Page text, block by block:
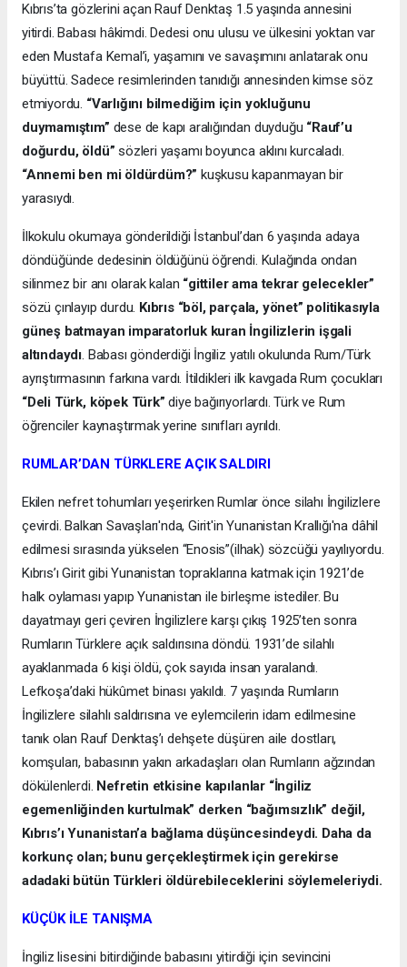
Kıbrıs’ta gözlerini açan Rauf Denktaş 1.5 yaşında annesini
yitirdi. Babası hâkimdi. Dedesi onu ulusu ve ülkesini yoktan var
eden Mustafa Kemal’i, yaşamını ve savaşımını anlatarak onu
büyüttü. Sadece resimlerinden tanıdığı annesinden kimse söz
etmiyordu. “Varlığını bilmediğim için yokluğunu
duymamıştım” dese de kapı aralığından duyduğu “Rauf’u
doğurdu, öldü” sözleri yaşamı boyunca aklını kurcaladı.
“Annemi ben mi öldürdüm?” kuşkusu kapanmayan bir
yarasıydı.
İlkokulu okumaya gönderildiği İstanbul’dan 6 yaşında adaya
döndüğünde dedesinin öldüğünü öğrendi. Kulağında ondan
silinmez bir anı olarak kalan “gittiler ama tekrar gelecekler”
sözü çınlayıp durdu. Kıbrıs “böl, parçala, yönet” politikasıyla
güneş batmayan imparatorluk kuran İngilizlerin işgali
altındaydı. Babası gönderdiği İngiliz yatılı okulunda Rum/Türk
ayrıştırmasının farkına vardı. İtildikleri ilk kavgada Rum çocukları
“Deli Türk, köpek Türk” diye bağırıyorlardı. Türk ve Rum
öğrenciler kaynaştırmak yerine sınıfları ayrıldı.
RUMLAR’DAN TÜRKLERE AÇIK SALDIRI
Ekilen nefret tohumları yeşerirken Rumlar önce silahı İngilizlere
çevirdi. Balkan Savaşları'nda, Girit'in Yunanistan Krallığı'na dâhil
edilmesi sırasında yükselen “Enosis”(ilhak) sözcüğü yayılıyordu.
Kıbrıs’ı Girit gibi Yunanistan topraklarına katmak için 1921’de
halk oylaması yapıp Yunanistan ile birleşme istediler. Bu
dayatmayı geri çeviren İngilizlere karşı çıkış 1925’ten sonra
Rumların Türklere açık saldırısına döndü. 1931’de silahlı
ayaklanmada 6 kişi öldü, çok sayıda insan yaralandı.
Lefkoşa’daki hükûmet binası yakıldı. 7 yaşında Rumların
İngilizlere silahlı saldırısına ve eylemcilerin idam edilmesine
tanık olan Rauf Denktaş’ı dehşete düşüren aile dostları,
komşuları, babasının yakın arkadaşları olan Rumların ağzından
dökülenlerdi. Nefretin etkisine kapılanlar “İngiliz
egemenliğinden kurtulmak” derken “bağımsızlık” değil,
Kıbrıs’ı Yunanistan’a bağlama düşüncesindeydi. Daha da
korkunç olan; bunu gerçekleştirmek için gerekirse
adadaki bütün Türkleri öldürebileceklerini söylemeleriydi.
KÜÇÜK İLE TANIŞMA
İngiliz lisesini bitirdiğinde babasını yitirdiği için sevincini